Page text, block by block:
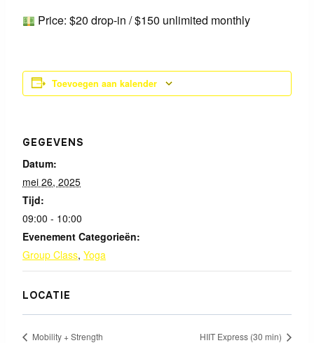
Price: $20 drop-in / $150 unlimited monthly
Toevoegen aan kalender
GEGEVENS
Datum:
mei 26, 2025
Tijd:
09:00 - 10:00
Evenement Categorieën:
Group Class, Yoga
LOCATIE
Mobility + Strength HIIT Express (30 min)